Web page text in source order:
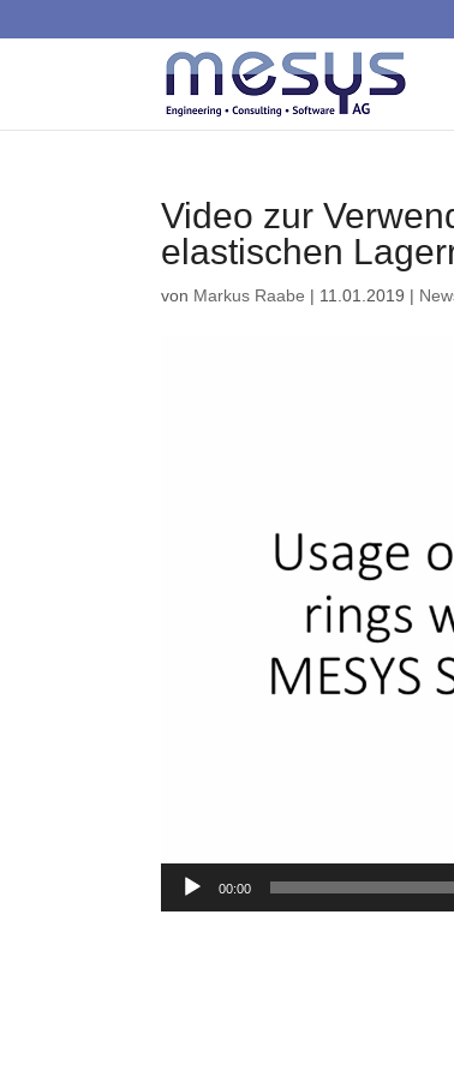
Video zur
elastischen
von Markus Raabe | 11.01.2019 |
00:00